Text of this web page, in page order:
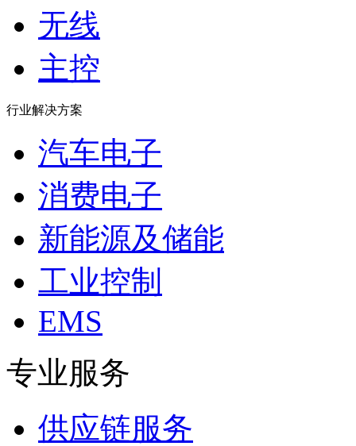
无线
主控
行业解决方案
汽车电子
消费电子
新能源及储能
工业控制
EMS
专业服务
供应链服务